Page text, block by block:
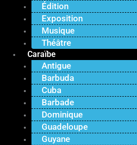
Édition
Exposition
Musique
Théâtre
Caraïbe
Antigue
Barbuda
Cuba
Barbade
Dominique
Guadeloupe
Guyane